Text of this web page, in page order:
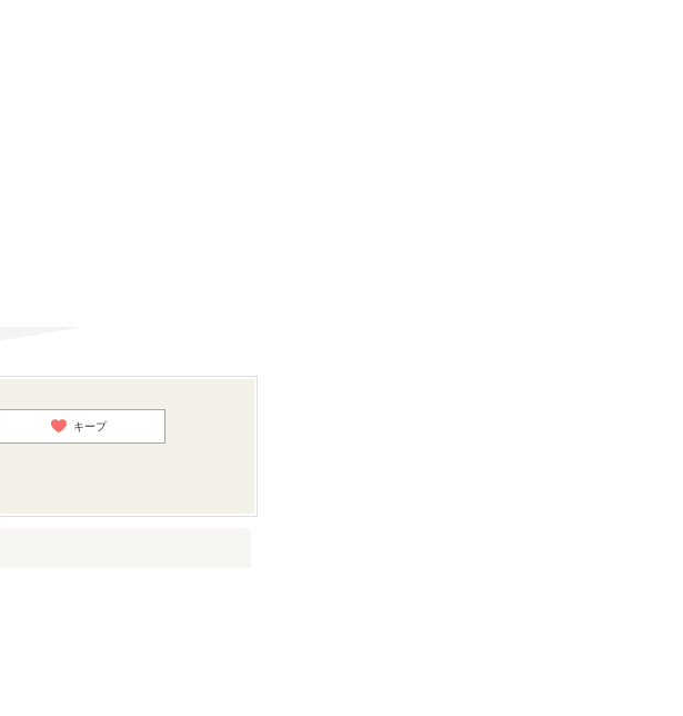
キープ